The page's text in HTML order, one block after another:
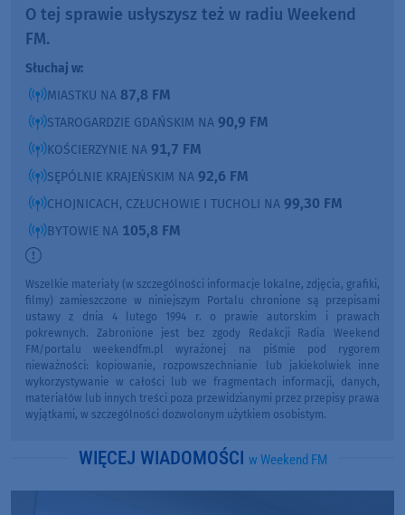
O tej sprawie usłyszysz też w radiu Weekend
FM.
Słuchaj w:
MIASTKU NA 87,8 FM
STAROGARDZIE GDAŃSKIM NA 90,9 FM
KOŚCIERZYNIE NA 91,7 FM
SĘPÓLNIE KRAJEŃSKIM NA 92,6 FM
CHOJNICACH, CZŁUCHOWIE I TUCHOLI NA 99,30 FM
BYTOWIE NA 105,8 FM
Wszelkie materiały (w szczególności informacje lokalne, zdjęcia, grafiki,
filmy) zamieszczone w niniejszym Portalu chronione są przepisami
ustawy z dnia 4 lutego 1994 r. o prawie autorskim i prawach
pokrewnych. Zabronione jest bez zgody Redakcji Radia Weekend
FM/portalu weekendfm.pl wyrażonej na piśmie pod rygorem
nieważności: kopiowanie, rozpowszechnianie lub jakiekolwiek inne
wykorzystywanie w całości lub we fragmentach informacji, danych,
materiałów lub innych treści poza przewidzianymi przez przepisy prawa
wyjątkami, w szczególności dozwolonym użytkiem osobistym.
WIĘCEJ WIADOMOŚCI w Weekend FM